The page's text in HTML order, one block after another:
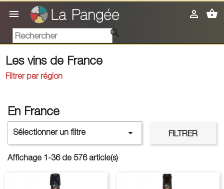
 shopping_basket


Les vins de France
Filtrer par région
En France
Sélectionner un filtre  FILTRER
Affichage 1-36 de 576 article(s)